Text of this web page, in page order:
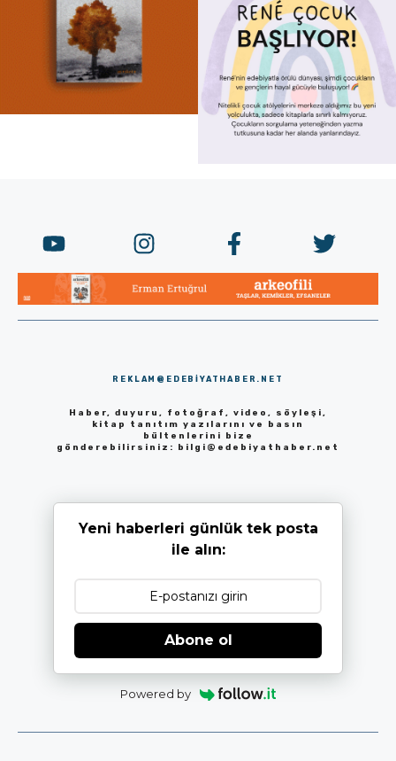
REKLAM@EDEBIYATHABER.NET
Haber, duyuru, fotoğraf, video, söyleşi,
kitap tanıtım yazılarını ve basın
bültenlerini bize
gönderebilirsiniz:
bilgi@edebiyathaber.net
Yeni haberleri günlük tek posta
ile alın:
Abone ol
Powered by